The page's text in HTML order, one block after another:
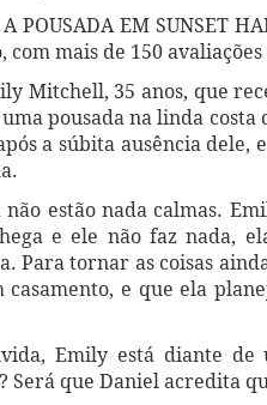
POUSADA EM SUNSET
mais de 150
Mitchell, 35 anos, que
pousada na linda
a súbita ausência dele,
estão nada calmas.
e ele não faz nada,
tornar as coisas
e que ela
Emily está diante de
que Daniel acredita